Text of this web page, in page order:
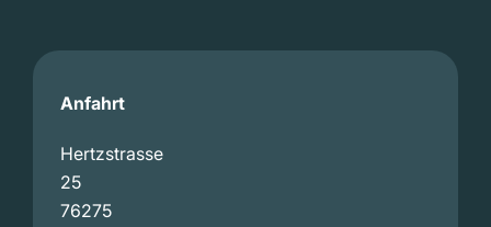
Anfahrt
Hertzstrasse
25
76275